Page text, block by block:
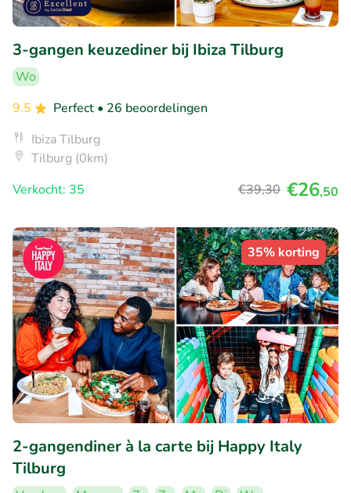
3-gangen keuzediner bij Ibiza Tilburg
Wo
9.5
Perfect • 26 beoordelingen
Ibiza Tilburg
Tilburg (0km)
Verkocht: 35
€39,30 €26,50
35% korting
2-gangendiner à la carte bij Happy Italy
Tilburg